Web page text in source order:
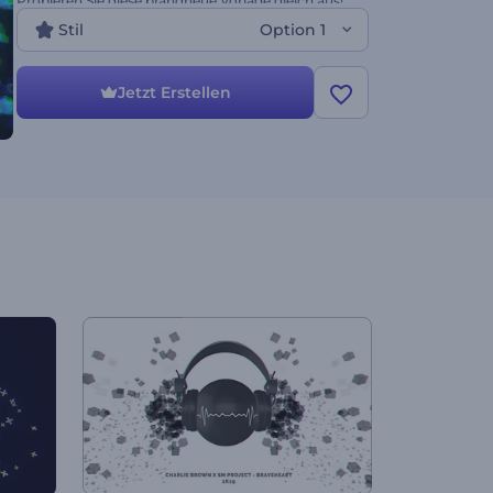
Stil Option 1
Jetzt Erstellen